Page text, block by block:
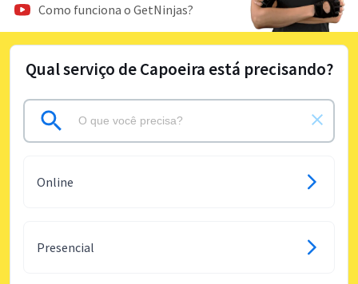
Como funciona o GetNinjas?
Qual serviço de Capoeira está precisando?
Online
Presencial